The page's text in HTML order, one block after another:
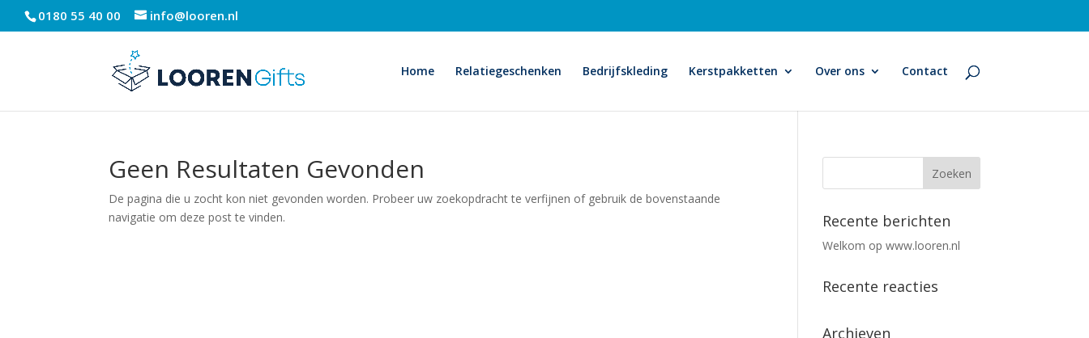
0180 55 40 00 info@looren.nl
Home Relatiegeschenken Bedrijfskleding Kerstpakketten Over ons Contact
Geen Resultaten Gevonden
De pagina die u zocht kon niet gevonden worden. Probeer uw zoekopdracht te verfijnen of gebruik de bovenstaande
navigatie om deze post te vinden.
Recente berichten
Welkom op www.looren.nl
Recente reacties
Archieven